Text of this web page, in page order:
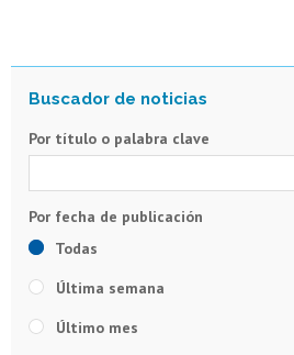
Por título o palabra clave
Todas
Última semana
Último mes